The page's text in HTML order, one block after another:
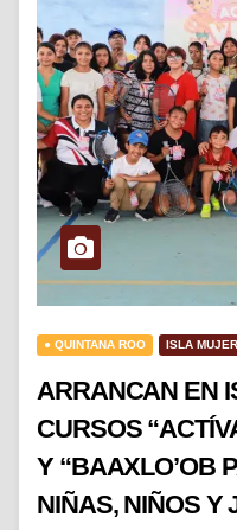
● QUINTANA ROO ISLA
ARRANCAN EN
CURSOS
Y “BAAXLO’OB
NIÑAS, NIÑOS Y